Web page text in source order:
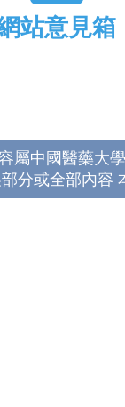
站意見箱
屬中國醫藥大
分或全部內容